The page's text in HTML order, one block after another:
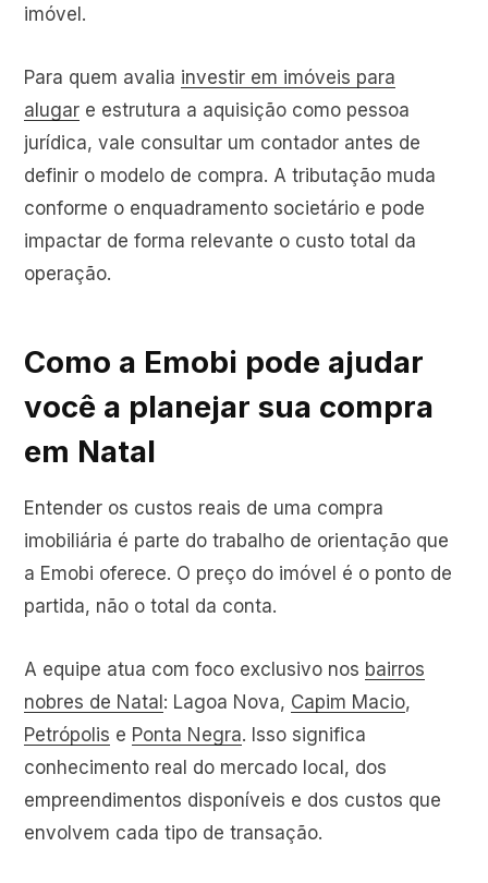
imóvel.
Para quem avalia investir em imóveis para
alugar e estrutura a aquisição como pessoa
jurídica, vale consultar um contador antes de
definir o modelo de compra. A tributação muda
conforme o enquadramento societário e pode
impactar de forma relevante o custo total da
operação.
Como a Emobi pode ajudar
você a planejar sua compra
em Natal
Entender os custos reais de uma compra
imobiliária é parte do trabalho de orientação que
a Emobi oferece. O preço do imóvel é o ponto de
partida, não o total da conta.
A equipe atua com foco exclusivo nos bairros
nobres de Natal: Lagoa Nova, Capim Macio,
Petrópolis e Ponta Negra. Isso significa
conhecimento real do mercado local, dos
empreendimentos disponíveis e dos custos que
envolvem cada tipo de transação.